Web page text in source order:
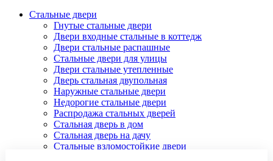
Стальные двери
Гнутые стальные двери
Двери входные стальные в коттедж
Двери стальные распашные
Стальные двери для улицы
Двери стальные утепленные
Дверь стальная двупольная
Наружные стальные двери
Недорогие стальные двери
Распродажа стальных дверей
Стальная дверь в дом
Стальная дверь на дачу
Стальные взломостойкие двери